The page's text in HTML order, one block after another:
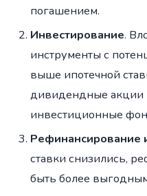
погашением.
Инвестирование.
инструменты с
выше ипотечной
дивидендные акции
инвестиционные
Рефинансирование
ставки снизились,
быть более